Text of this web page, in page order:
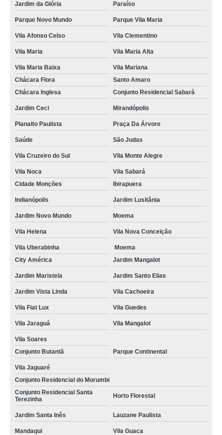
Jardim da Glória Paraíso
Parque Novo Mundo Parque Vila Maria
Vila Afonso Celso Vila Clementino
Vila Maria Vila Maria Alta
Vila Maria Baixa
Vila Mariana
Chácara Flora
Santo Amaro
Chácara Inglesa
Conjunto Residencial Sabará
Jardim Ceci Mirandópolis
Planalto Paulista Praça Da Árvore
Saúde São Judas
Vila Cruzeiro do Sul Vila Monte Alegre
Vila Noca
Vila Sabará
Cidade Monções
Ibirapuera
Indianópolis Jardim Lusitânia
Jardim Novo Mundo Moema
Vila Helena Vila Nova Conceição
Vila Uberabinha
Moema
City América
Jardim Mangalot
Jardim Maristela Jardim Santo Elias
Jardim Vista Linda Vila Cachoeira
Vila Fiat Lux Vila Guedes
Vila Jaraguá Vila Mangalot
Vila Soares
Conjunto Butantã
Parque Continental
Vila Jaguaré
Conjunto Residencial do Morumbi
Conjunto Residencial Santa
Terezinha
Horto Florestal
Jardim Santa Inês Lauzane Paulista
Mandaqui
Vila Guaca